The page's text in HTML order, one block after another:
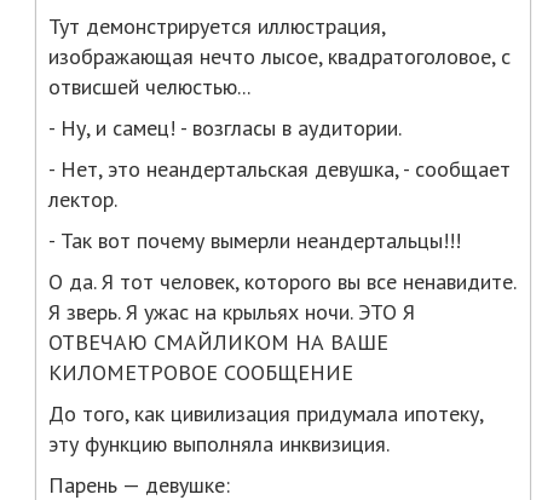
Тут демонстрируется иллюстрация,
изображающая нечто лысое, квадратоголовое, с
отвисшей челюстью...
- Ну, и самец! - возгласы в аудитории.
- Нет, это неандертальская девушка, - сообщает
лектор.
- Так вот почему вымерли неандертальцы!!!
О да. Я тот человек, которого вы все ненавидите.
Я зверь. Я ужас на крыльях ночи. ЭТО Я
ОТВЕЧАЮ СМАЙЛИКОМ НА ВАШЕ
КИЛОМЕТРОВОЕ СООБЩЕНИЕ
До того, как цивилизация придумала ипотеку,
эту функцию выполняла инквизиция.
Парень — девушке: